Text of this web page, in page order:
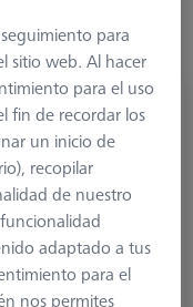
DK3 L20
para
sitio web. Al hacer
para el uso
fin de recordar los
un inicio de
recopilar
de nuestro
adaptado a tus
para el
nos permites